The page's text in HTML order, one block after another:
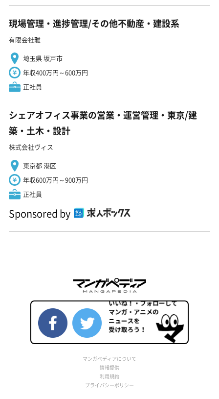
現場管理・進捗管理/その他不動産・建設系
有限会社雅
埼玉県 坂戸市
年収400万円～600万円
正社員
シェアオフィス事業の営業・運営管理・東京/建
築・土木・設計
株式会社ヴィス
東京都 港区
年収600万円～900万円
正社員
Sponsored by
マンガペディアについて
情報提供
利用規約
プライバシーポリシー